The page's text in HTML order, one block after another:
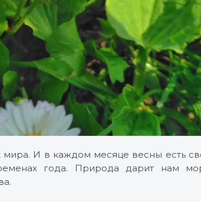
мира. И в каждом месяце весны есть
года. Природа дарит нам